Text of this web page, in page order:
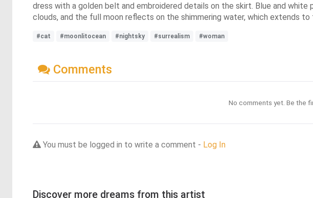
dress with a golden belt and embroidered details on the skirt. Blue and
clouds, and the full moon reflects on the shimmering water, which extends
#cat #moonlitocean #nightsky #surrealism #woman
Comments
No comments yet. Be the
You must be logged in to write a comment - Log In
Discover more dreams from this artist